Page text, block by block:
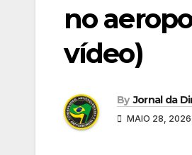
no
vídeo)
By Jornal da
MAIO 28, 2026